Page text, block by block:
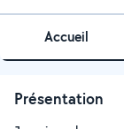
Accueil
Présentation